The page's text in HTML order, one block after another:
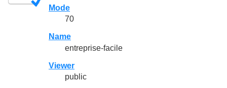
Mode
70
Name
entreprise-facile
Viewer
public